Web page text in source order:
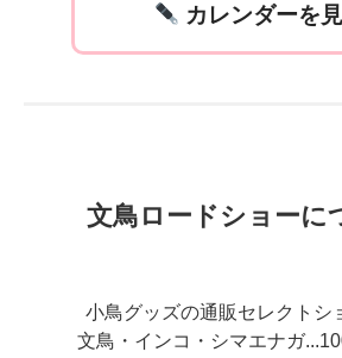
カレンダーを
文鳥ロードショーに
小鳥グッズの通販セレクトシ
文鳥・インコ・シマエナガ